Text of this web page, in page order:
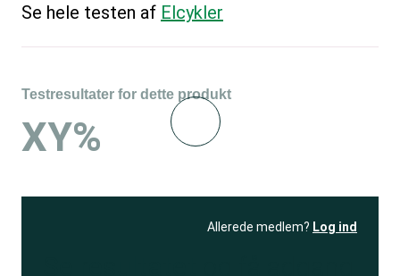
Se hele testen af Elcykler
Testresultater for dette produkt
XY%
Allerede medlem? Log ind